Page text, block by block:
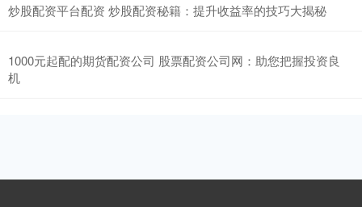
炒股配资平台配资 炒股配资秘籍：提升收益率的技巧大揭秘
1000元起配的期货配资公司 股票配资公司网：助您把握投资良
机